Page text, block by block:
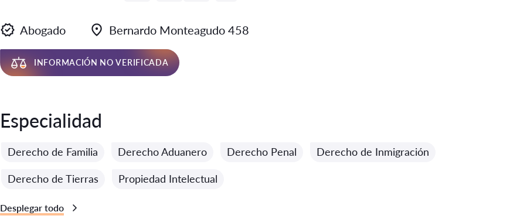
Abogado Bernardo Monteagudo 458
INFORMACIÓN NO VERIFICADA
Especialidad
Derecho de Familia Derecho Aduanero Derecho Penal Derecho de Inmigración
Derecho de Tierras Propiedad Intelectual
Desplegar todo